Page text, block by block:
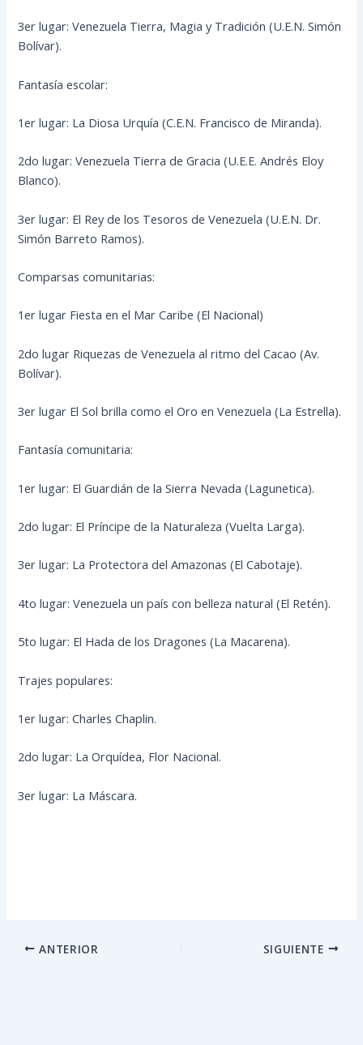
3er lugar: Venezuela Tierra, Magia y Tradición (U.E.N. Simón
Bolívar).
Fantasía escolar:
1er lugar: La Diosa Urquía (C.E.N. Francisco de Miranda).
2do lugar: Venezuela Tierra de Gracia (U.E.E. Andrés Eloy
Blanco).
3er lugar: El Rey de los Tesoros de Venezuela (U.E.N. Dr.
Simón Barreto Ramos).
Comparsas comunitarias:
1er lugar Fiesta en el Mar Caribe (El Nacional)
2do lugar Riquezas de Venezuela al ritmo del Cacao (Av.
Bolívar).
3er lugar El Sol brilla como el Oro en Venezuela (La Estrella).
Fantasía comunitaria:
1er lugar: El Guardián de la Sierra Nevada (Lagunetica).
2do lugar: El Príncipe de la Naturaleza (Vuelta Larga).
3er lugar: La Protectora del Amazonas (El Cabotaje).
4to lugar: Venezuela un país con belleza natural (El Retén).
5to lugar: El Hada de los Dragones (La Macarena).
Trajes populares:
1er lugar: Charles Chaplin.
2do lugar: La Orquídea, Flor Nacional.
3er lugar: La Máscara.
ANTERIOR SIGUIENTE